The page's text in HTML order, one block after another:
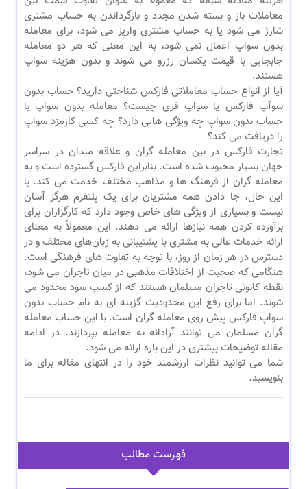
معاملات باز و بسته شدن مجدد و بازگرداندن به حساب مشتری
شارژ می شود یا به حساب مشتری واریز می شود، برای معامله
بدون سواپ اعمال نمی شود، به این معنی که هر دو معامله
جابجایی با قیمت یکسان رزرو می شوند و بدون هزینه سواپ
هستند.
آیا از انواع حساب معاملاتی فارکس شناختی دارید؟ حساب بدون
سوآپ فارکس یا سواپ فری چیست؟ معامله بدون سواپ با
حساب بدون سواپ چه ویژگی هایی دارد؟ چه کسی کارمزد سواپ
را دریافت می کند؟
تجارت فارکس در بین معامله گران و علاقه مندان در سراسر
جهان بسیار محبوب شده است. بنابراین فارکس گسترده است و به
معامله گران از فرهنگ ها و مذاهب مختلف خدمت می کند. با
این حال، جا دادن همه مشتریان برای یک پلتفرم هرگز آسان
نیست و بسیاری از ویژگی های خاص وجود دارد که کارگزاران برای
برآورده کردن همه نیازها ارائه می دهند. این معمولاً به معنای
ارائه خدمات عالی به مشتری با پشتیبانی به زبان‌های مختلف و در
دسترس در هر زمان از روز، با توجه به تفاوت‌ های فرهنگی است.
هنگامی که صحبت از اختلافات مذهبی در میان تاجران می شود،
نقطه کانونی تاجران مسلمان هستند که از کسب سود محدود می
شوند. اما برای رفع این محدودیت گزینه ای به نام حساب بدون
سواپ فارکس پیش روی معامله گران است. با این حساب معامله
گران مسلمان می توانند آزادانه به معامله بپردازند. در ادامه
مقاله توضیحات بیشتری در این باره ارائه می شود.
شما می توانید نظرات ارزشمند خود را در انتهای مقاله برای ما
بنویسید.
فهرست مطالب